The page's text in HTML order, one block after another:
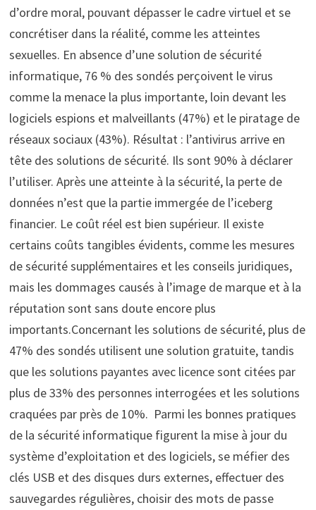
d’ordre moral, pouvant dépasser le cadre virtuel et se
concrétiser dans la réalité, comme les atteintes
sexuelles. En absence d’une solution de sécurité
informatique, 76 % des sondés perçoivent le virus
comme la menace la plus importante, loin devant les
logiciels espions et malveillants (47%) et le piratage de
réseaux sociaux (43%). Résultat : l’antivirus arrive en
tête des solutions de sécurité. Ils sont 90% à déclarer
l’utiliser. Après une atteinte à la sécurité, la perte de
données n’est que la partie immergée de l’iceberg
financier. Le coût réel est bien supérieur. Il existe
certains coûts tangibles évidents, comme les mesures
de sécurité supplémentaires et les conseils juridiques,
mais les dommages causés à l’image de marque et à la
réputation sont sans doute encore plus
importants.Concernant les solutions de sécurité, plus de
47% des sondés utilisent une solution gratuite, tandis
que les solutions payantes avec licence sont citées par
plus de 33% des personnes interrogées et les solutions
craquées par près de 10%. Parmi les bonnes pratiques
de la sécurité informatique figurent la mise à jour du
système d’exploitation et des logiciels, se méfier des
clés USB et des disques durs externes, effectuer des
sauvegardes régulières, choisir des mots de passe